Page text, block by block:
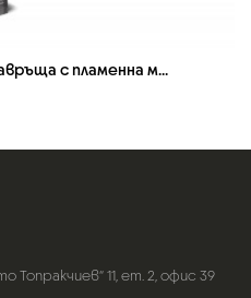
с пламенна м...
Топракчиев“ 11, ет. 2, офис 39